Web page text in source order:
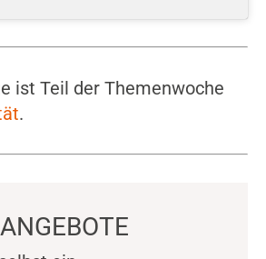
ist Teil der Themenwoche
.